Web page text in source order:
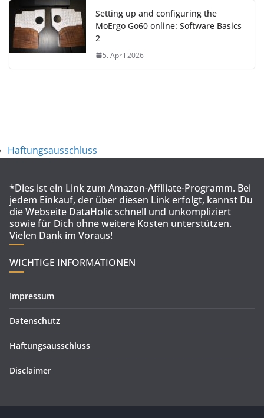
Setting up and configuring the
MoErgo Go60 online: Software Basics
2
5. April 2026
Haftungsausschluss
*Dies ist ein Link zum Amazon-Affiliate-Programm. Bei
jedem Einkauf, der über diesen Link erfolgt, kannst Du
die Webseite DataHolic schnell und unkompliziert
sowie für Dich ohne weitere Kosten unterstützen.
Vielen Dank im Voraus!
WICHTIGE INFORMATIONEN
Impressum
Datenschutz
Haftungsausschluss
Disclaimer